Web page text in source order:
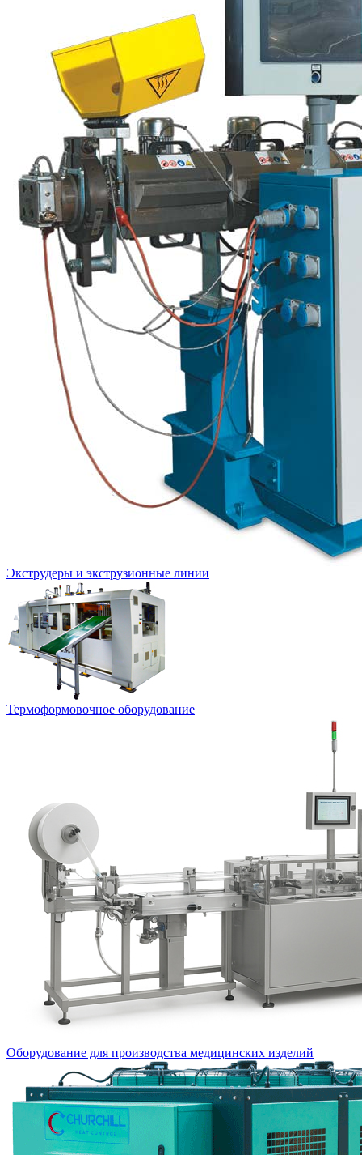
Экструдеры и экструзионные линии
Термоформовочное оборудование
Оборудование для производства медицинских изделий